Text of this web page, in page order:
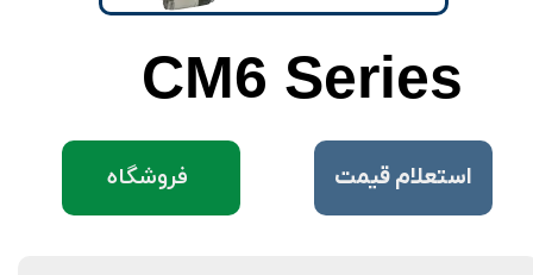
CM6 Series
فروشگاه ​استعلام قیمت